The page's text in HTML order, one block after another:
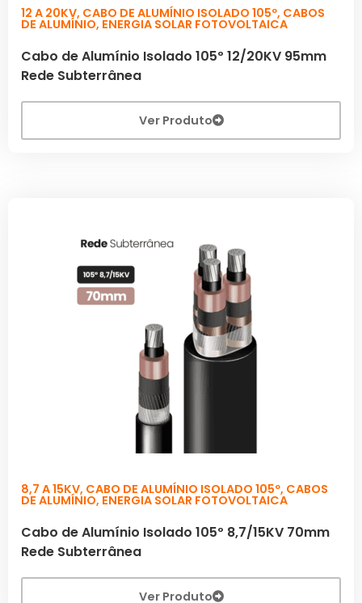
12 A 20KV, CABO DE ALUMÍNIO ISOLADO 105º, CABOS
DE ALUMÍNIO, ENERGIA SOLAR FOTOVOLTAICA
Cabo de Alumínio Isolado 105º 12/20KV 95mm
Rede Subterrânea
Ver Produto
8,7 A 15KV, CABO DE ALUMÍNIO ISOLADO 105º, CABOS
DE ALUMÍNIO, ENERGIA SOLAR FOTOVOLTAICA
Cabo de Alumínio Isolado 105º 8,7/15KV 70mm
Rede Subterrânea
Ver Produto